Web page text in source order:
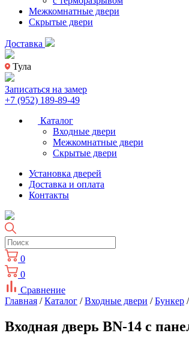
Межкомнатные двери
Скрытые двери
Доставка
Тула
Записаться на замер
+7 (952) 189-89-49
Каталог
Входные двери
Межкомнатные двери
Скрытые двери
Установка дверей
Доставка и оплата
Контакты
0
0
Сравнение
Главная /Каталог /Входные двери /Бункер /
Входная дверь BN-14 с